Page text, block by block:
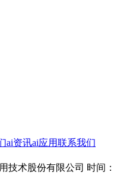
ai资讯ai应用联系我们
技术股份有限公司 时间：